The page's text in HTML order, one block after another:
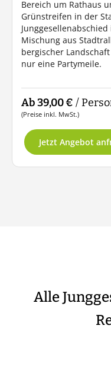
Bereich um Rathaus
Grünstreifen in der
Mischung aus
bergischer
nur eine Partymeile.
Ab 39,00 € /
(Preise inkl. MwSt.)
Jetzt Angebot
Alle